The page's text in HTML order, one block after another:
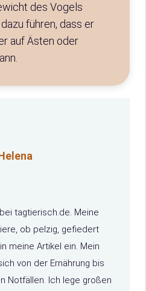
des Vogels
führen, dass er
auf Ästen oder
tagtierisch.de. Meine
ob pelzig, gefiedert
meine Artikel ein. Mein
von der Ernährung bis
Notfällen. Ich lege großen